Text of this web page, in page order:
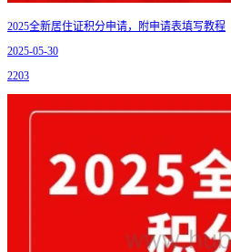
2025全新居住证积分申请，附申请表填写教程
2025-05-30
2203